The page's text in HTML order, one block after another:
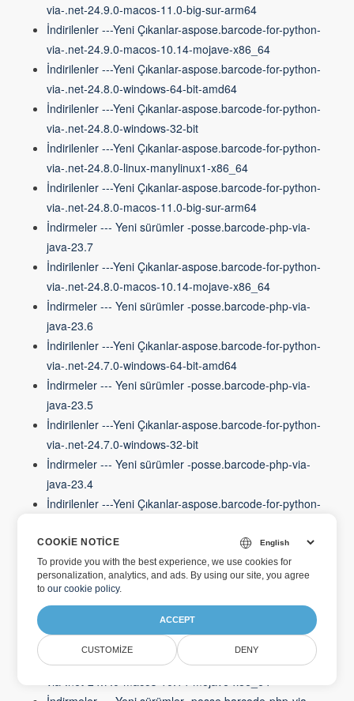
via-.net-24.9.0-macos-11.0-big-sur-arm64
İndirilenler ---Yeni Çıkanlar-aspose.barcode-for-python-
via-.net-24.9.0-macos-10.14-mojave-x86_64
İndirilenler ---Yeni Çıkanlar-aspose.barcode-for-python-
via-.net-24.8.0-windows-64-bit-amd64
İndirilenler ---Yeni Çıkanlar-aspose.barcode-for-python-
via-.net-24.8.0-windows-32-bit
İndirilenler ---Yeni Çıkanlar-aspose.barcode-for-python-
via-.net-24.8.0-linux-manylinux1-x86_64
İndirilenler ---Yeni Çıkanlar-aspose.barcode-for-python-
via-.net-24.8.0-macos-11.0-big-sur-arm64
İndirmeler --- Yeni sürümler -posse.barcode-php-via-
java-23.7
İndirilenler ---Yeni Çıkanlar-aspose.barcode-for-python-
via-.net-24.8.0-macos-10.14-mojave-x86_64
İndirmeler --- Yeni sürümler -posse.barcode-php-via-
java-23.6
İndirilenler ---Yeni Çıkanlar-aspose.barcode-for-python-
via-.net-24.7.0-windows-64-bit-amd64
İndirmeler --- Yeni sürümler -posse.barcode-php-via-
java-23.5
İndirilenler ---Yeni Çıkanlar-aspose.barcode-for-python-
via-.net-24.7.0-windows-32-bit
İndirmeler --- Yeni sürümler -posse.barcode-php-via-
java-23.4
İndirilenler ---Yeni Çıkanlar-aspose.barcode-for-python-
İndirmeler --- Yeni sürümler -posse.barcode-php-via-
java-23.3
İndirilenler ---Yeni Çıkanlar-aspose.barcode-for-python-
via-.net-24.7.0-macos-11.0-big-sur-arm64
İndirmeler --- Yeni sürümler -posse.barcode-php-via-
İndirilenler ---Yeni Çıkanlar-aspose.barcode-for-python-
via-.net-24.7.0-macos-10.14-mojave-x86_64
COOKIE NOTICE
To provide you with the best experience, we use cookies for
personalization, analytics, and ads. By using our site, you agree
toour cookie policy.
ACCEPT
CUSTOMIZE DENY